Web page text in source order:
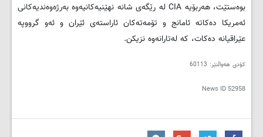
بوه‌ستێت، هه‌ربۆیه‌ CIAله‌ رێگه‌ى شانه‌ نهێنیه‌كانیه‌وه‌ به‌رژه‌وه‌ندیه‌كانى
ئه‌مریكا ده‌كاته‌ ئامانج و تۆمه‌ته‌كان ئاراسته‌ى ئێران و ئه‌و گرووپه‌
عێراقیانه‌ ده‌كات، كه‌ له‌تارانه‌وه‌ نزیكن.
کۆدی هەواڵنێر: 60113
News ID 52958